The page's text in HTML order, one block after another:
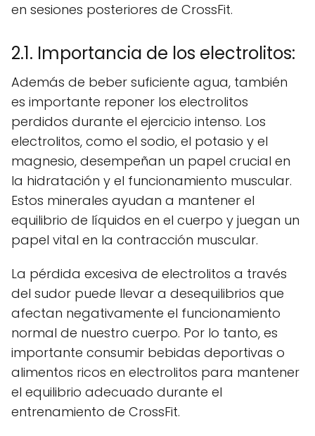
en sesiones posteriores de CrossFit.
2.1. Importancia de los electrolitos:
Además de beber suficiente agua, también
es importante reponer los electrolitos
perdidos durante el ejercicio intenso. Los
electrolitos, como el sodio, el potasio y el
magnesio, desempeñan un papel crucial en
la hidratación y el funcionamiento muscular.
Estos minerales ayudan a mantener el
equilibrio de líquidos en el cuerpo y juegan un
papel vital en la contracción muscular.
La pérdida excesiva de electrolitos a través
del sudor puede llevar a desequilibrios que
afectan negativamente el funcionamiento
normal de nuestro cuerpo. Por lo tanto, es
importante consumir bebidas deportivas o
alimentos ricos en electrolitos para mantener
el equilibrio adecuado durante el
entrenamiento de CrossFit.